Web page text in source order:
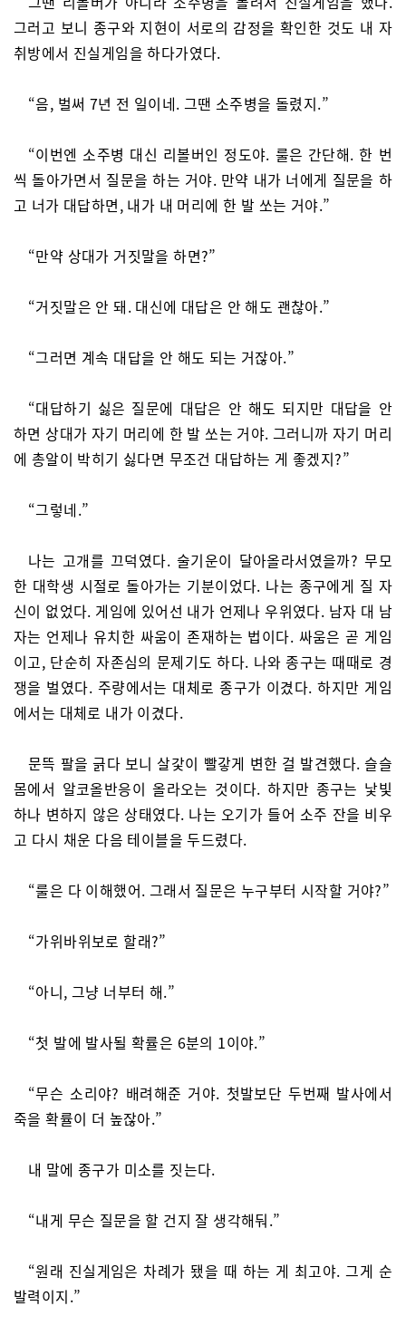
그러고 보니 종구와 지현이 서로의 감정을 확인한 것도 내 자
취방에서 진실게임을 하다가였다.
“음, 벌써 7년 전 일이네. 그땐 소주병을 돌렸지.”
“이번엔 소주병 대신 리볼버인 정도야. 룰은 간단해. 한 번
씩 돌아가면서 질문을 하는 거야. 만약 내가 너에게 질문을 하
고 너가 대답하면, 내가 내 머리에 한 발 쏘는 거야.”
“만약 상대가 거짓말을 하면?”
“거짓말은 안 돼. 대신에 대답은 안 해도 괜찮아.”
“그러면 계속 대답을 안 해도 되는 거잖아.”
“대답하기 싫은 질문에 대답은 안 해도 되지만 대답을 안
하면 상대가 자기 머리에 한 발 쏘는 거야. 그러니까 자기 머리
에 총알이 박히기 싫다면 무조건 대답하는 게 좋겠지?”
“그렇네.”
나는 고개를 끄덕였다. 술기운이 달아올라서였을까? 무모
한 대학생 시절로 돌아가는 기분이었다. 나는 종구에게 질 자
신이 없었다. 게임에 있어선 내가 언제나 우위였다. 남자 대 남
자는 언제나 유치한 싸움이 존재하는 법이다. 싸움은 곧 게임
이고, 단순히 자존심의 문제기도 하다. 나와 종구는 때때로 경
쟁을 벌였다. 주량에서는 대체로 종구가 이겼다. 하지만 게임
에서는 대체로 내가 이겼다.
문뜩 팔을 긁다 보니 살갗이 빨갛게 변한 걸 발견했다. 슬슬
몸에서 알코올반응이 올라오는 것이다. 하지만 종구는 낯빛
하나 변하지 않은 상태였다. 나는 오기가 들어 소주 잔을 비우
고 다시 채운 다음 테이블을 두드렸다.
“룰은 다 이해했어. 그래서 질문은 누구부터 시작할 거야?”
“가위바위보로 할래?”
“아니, 그냥 너부터 해.”
“첫 발에 발사될 확률은 6분의 1이야.”
“무슨 소리야? 배려해준 거야. 첫발보단 두번째 발사에서
죽을 확률이 더 높잖아.”
내 말에 종구가 미소를 짓는다.
“내게 무슨 질문을 할 건지 잘 생각해둬.”
“원래 진실게임은 차례가 됐을 때 하는 게 최고야. 그게 순
발력이지.”